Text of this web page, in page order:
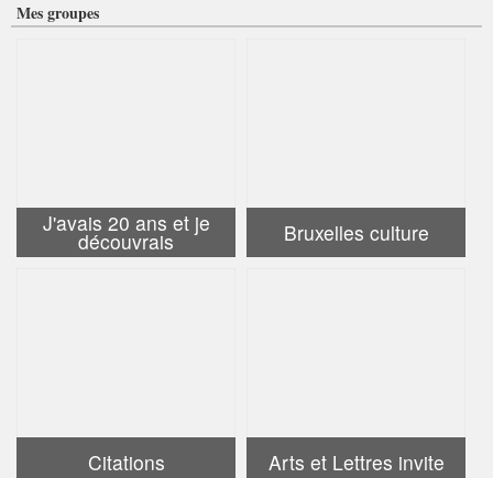
Mes groupes
J'avais 20 ans et je
découvrais Bruxelles culture
Citations Arts et Lettres invite